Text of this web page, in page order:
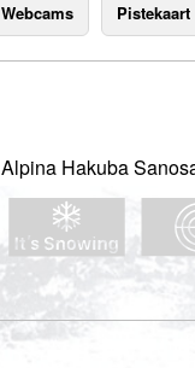
Webcams Pistekaart
Hakuba